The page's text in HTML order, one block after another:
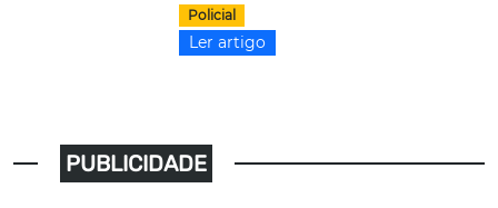
Policial
Ler artigo
PUBLICIDADE